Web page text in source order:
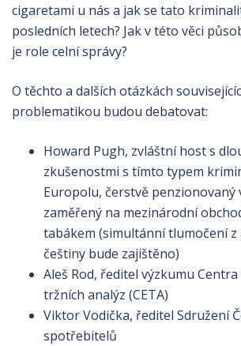
cigaretami u nás a jak se tato
posledních letech? Jak v této věci
je role celní správy?
O těchto a dalších otázkách
problematikou budou debatovat:
Howard Pugh, zvláštní host s
zkušenostmi s tímto typem
Europolu, čerstvě penzionovaný
zaměřený na mezinárodní
tabákem (simultánní tlumočení
češtiny bude zajištěno)
Aleš Rod, ředitel výzkumu
tržních analýz (CETA)
Viktor Vodička, ředitel Sdružení
spotřebitelů